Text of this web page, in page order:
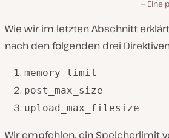
Eine
Wie wir im letzten Abschnitt
nach den folgenden drei
memory_limit
post_max_size
upload_max_filesize
Wir empfehlen, ein Speicherlimit